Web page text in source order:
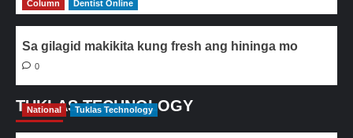
Column
Dentist Online
Sa gilagid makikita kung fresh ang hininga mo
0
TUKLAS TECHNOLOGY
National Tuklas Technology